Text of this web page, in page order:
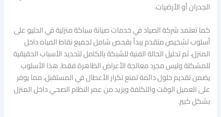
الجدران أو الأرضيات.
كما تعتمد شركة الصياد في خدمات صيانة سباكة منزلية في الحليو على
أسلوب تشخيص متقدم يبدأ بفحص شامل لجميع نقاط المياه داخل
المنزل، ثم تحليل الحالة الفنية للشبكة بالكامل لتحديد الأسباب الحقيقية
للمشكلة وليس مجرد معالجة الأعراض الظاهرة فقط. هذا الأسلوب
يضمن تقديم حلول دائمة تمنع تكرار الأعطال في المستقبل، مما يوفر
على العميل الوقت والتكلفة ويزيد من عمر النظام الصحي داخل المنزل
بشكل كبير.